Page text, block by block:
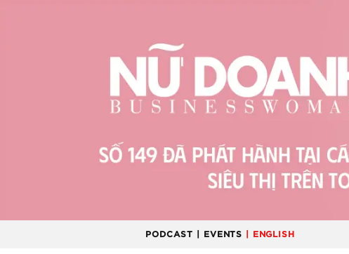
PODCAST | EVENTS | ENGLISH